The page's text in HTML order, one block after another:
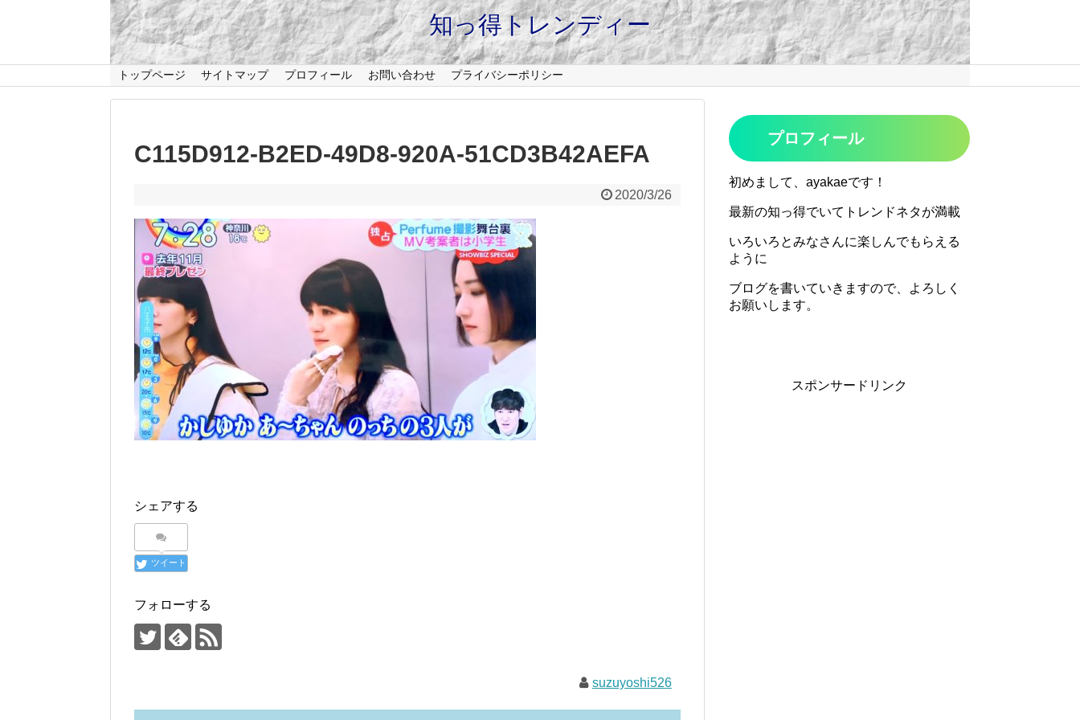
知っ得トレンディー
トップページ サイトマップ プロフィール お問い合わせ プライバシーポリシー
C115D912-B2ED-49D8-920A-51CD3B42AEFA
2020/3/26
シェアする
ツイート
フォローする
suzuyoshi526
プロフィール
初めまして、ayakaeです！
最新の知っ得でいてトレンドネタが満載
いろいろとみなさんに楽しんでもらえる
ように
ブログを書いていきますので、よろしく
お願いします。
スポンサードリンク